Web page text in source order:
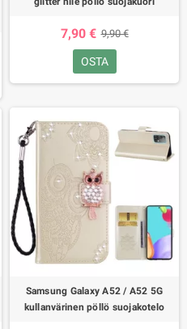
7,90 € 9,90 €
OSTA
Samsung Galaxy A52 / A52 5G
kullanvärinen pöllö suojakotelo